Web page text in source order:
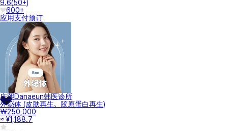
9.6(50+)
600+
应用支付预订
庆熙Danaeun韩医诊所
外泌体 (皮肤再生、胶原蛋白再生)
₩250,000
≈ ¥1,188.7